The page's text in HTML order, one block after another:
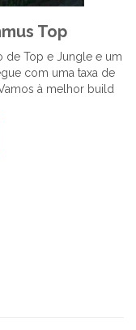
Top
de Top e Jungle e um
com uma taxa de
à melhor build